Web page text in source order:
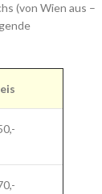
(von Wien aus –